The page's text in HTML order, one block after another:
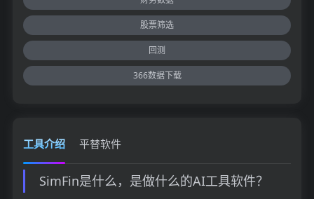
股票筛选
回测
366数据下载
工具介绍 平替软件
SimFin是什么，是做什么的AI工具软件？